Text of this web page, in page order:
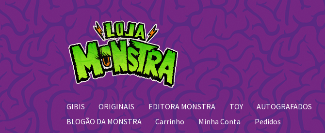
Pular
para
navegação
Pular
para
o
conteúdo
GIBIS ORIGINAIS EDITORA MONSTRA TOY AUTOGRAFADOS
BLOGÃO DA MONSTRA
Carrinho Minha Conta Pedidos